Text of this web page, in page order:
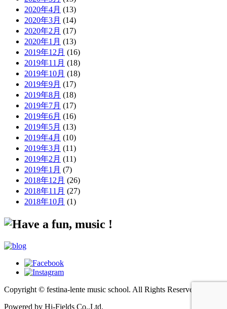
2020年4月 (13)
2020年3月 (14)
2020年2月 (17)
2020年1月 (13)
2019年12月 (16)
2019年11月 (18)
2019年10月 (18)
2019年9月 (17)
2019年8月 (18)
2019年7月 (17)
2019年6月 (16)
2019年5月 (13)
2019年4月 (10)
2019年3月 (11)
2019年2月 (11)
2019年1月 (7)
2018年12月 (26)
2018年11月 (27)
2018年10月 (1)
Copyright © festina-lente music school. All Rights Reserved.
Powered by Hi-Fields Co.,Ltd.